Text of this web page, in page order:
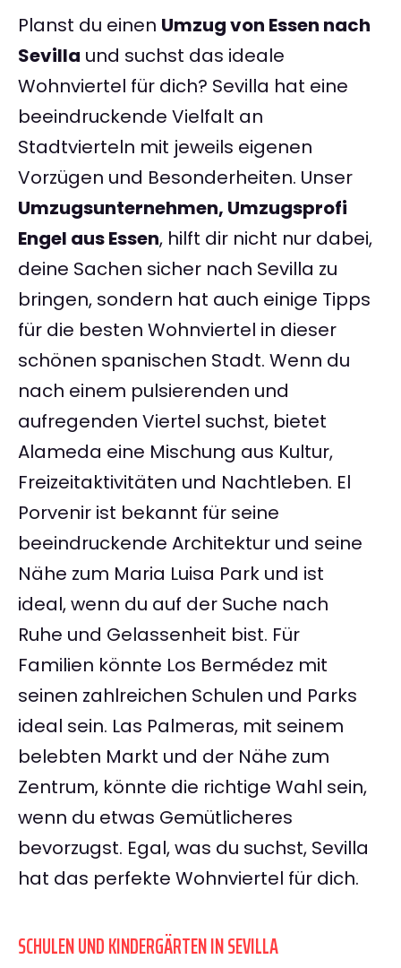
Planst du einen Umzug von Essen nach
Sevilla und suchst das ideale
Wohnviertel für dich? Sevilla hat eine
beeindruckende Vielfalt an
Stadtvierteln mit jeweils eigenen
Vorzügen und Besonderheiten. Unser
Umzugsunternehmen, Umzugsprofi
Engel aus Essen, hilft dir nicht nur dabei,
deine Sachen sicher nach Sevilla zu
bringen, sondern hat auch einige Tipps
für die besten Wohnviertel in dieser
schönen spanischen Stadt. Wenn du
nach einem pulsierenden und
aufregenden Viertel suchst, bietet
Alameda eine Mischung aus Kultur,
Freizeitaktivitäten und Nachtleben. El
Porvenir ist bekannt für seine
beeindruckende Architektur und seine
Nähe zum Maria Luisa Park und ist
ideal, wenn du auf der Suche nach
Ruhe und Gelassenheit bist. Für
Familien könnte Los Bermédez mit
seinen zahlreichen Schulen und Parks
ideal sein. Las Palmeras, mit seinem
belebten Markt und der Nähe zum
Zentrum, könnte die richtige Wahl sein,
wenn du etwas Gemütlicheres
bevorzugst. Egal, was du suchst, Sevilla
hat das perfekte Wohnviertel für dich.
SCHULEN UND KINDERGÄRTEN IN SEVILLA